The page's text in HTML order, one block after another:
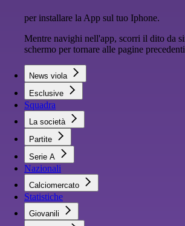
per installare la App sul tuo Iphone.
Mentre navighi nell'app, scorri il dito da
schermo per tornare alle pagine precedenti
News viola
Esclusive
Squadra
La società
Partite
Serie A
Nazionali
Calciomercato
Statistiche
Giovanili